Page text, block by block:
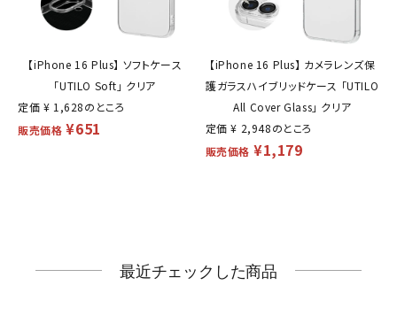
【iPhone 16 Plus】 ソフトケース
「UTILO Soft」 クリア
定価 ¥ 1,628のところ
販売価格 ¥651
【iPhone 16 Plus】 カメラレンズ保
護ガラスハイブリッドケース 「UTILO
All Cover Glass」 クリア
定価 ¥ 2,948のところ
販売価格 ¥1,179
最近チェックした商品